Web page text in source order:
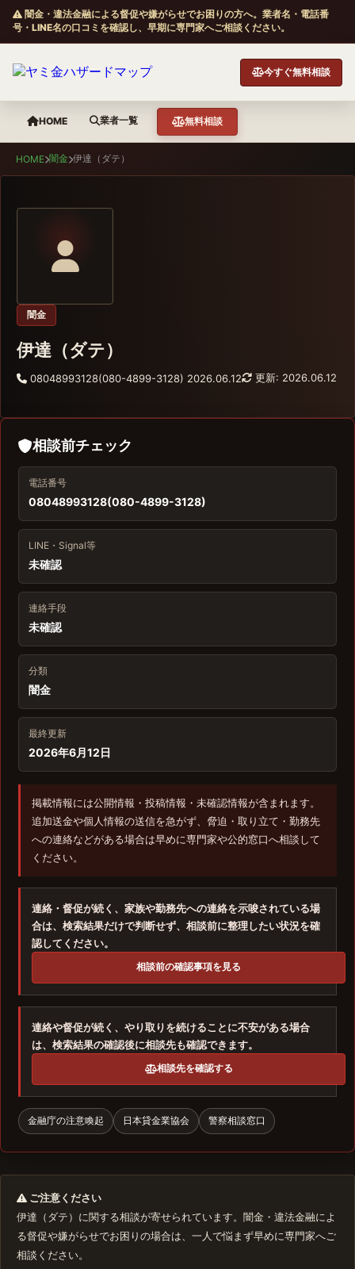
闇金・違法金融による督促や嫌がらせでお困りの方へ。業者名・電話番
号・LINE名の口コミを確認し、早期に専門家へご相談ください。
今すぐ無料相談
HOME 業者一覧 無料相談
HOME 闇金 伊達（ダテ）
闇金
伊達（ダテ）
08048993128(080-4899-3128) 2026.06.12 更新: 2026.06.12
相談前チェック
電話番号
08048993128(080-4899-3128)
LINE・Signal等
未確認
連絡手段
未確認
分類
闇金
最終更新
2026年6月12日
掲載情報には公開情報・投稿情報・未確認情報が含まれます。
追加送金や個人情報の送信を急がず、脅迫・取り立て・勤務先
への連絡などがある場合は早めに専門家や公的窓口へ相談して
ください。
連絡・督促が続く、家族や勤務先への連絡を示唆されている場
合は、検索結果だけで判断せず、相談前に整理したい状況を確
認してください。
相談前の確認事項を見る
連絡や督促が続く、やり取りを続けることに不安がある場合
は、検索結果の確認後に相談先も確認できます。
相談先を確認する
金融庁の注意喚起 日本貸金業協会 警察相談窓口
ご注意ください
伊達（ダテ）に関する相談が寄せられています。闇金・違法金融によ
る督促や嫌がらせでお困りの場合は、一人で悩まず早めに専門家へご
相談ください。